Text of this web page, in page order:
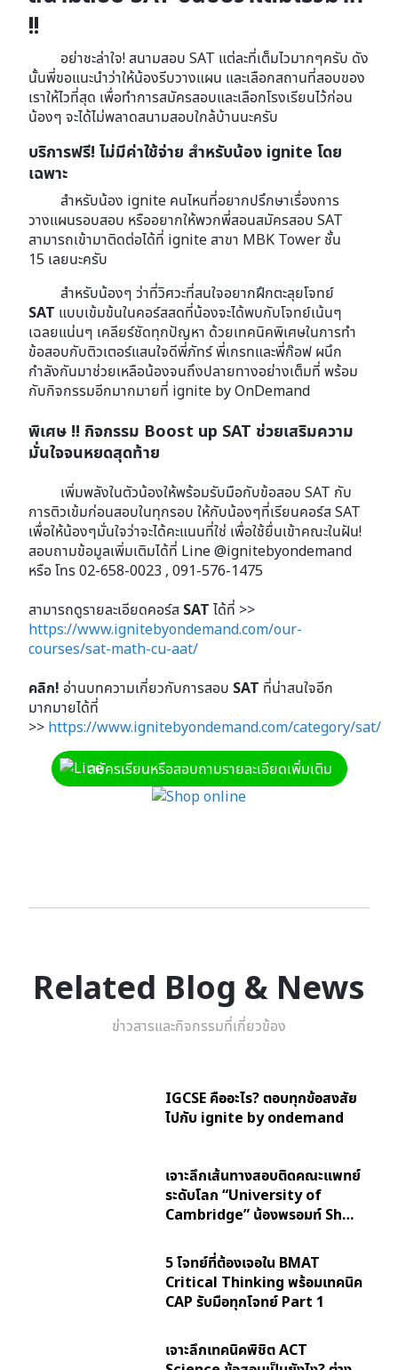
!!
อย่าชะล่าใจ! สนามสอบ SAT แต่ละที่เต็มไวมากๆครับ ดัง
นั้นพี่ขอแนะนำว่าให้น้องรีบวางแผน และเลือกสถานที่สอบของ
เราให้ไวที่สุด เพื่อทำการสมัครสอบและเลือกโรงเรียนไว้ก่อน
น้องๆ จะได้ไม่พลาดสนามสอบใกล้บ้านนะครับ
บริการฟรี! ไม่มีค่าใช้จ่าย สำหรับน้อง ignite โดย
เฉพาะ
สำหรับน้อง ignite คนไหนที่อยากปรึกษาเรื่องการ
วางแผนรอบสอบ หรืออยากให้พวกพี่สอนสมัครสอบ SAT
สามารถเข้ามาติดต่อได้ที่ ignite สาขา MBK Tower ชั้น
15 เลยนะครับ
สำหรับน้องๆ ว่าที่วิศวะที่สนใจอยากฝึกตะลุยโจทย์
SAT แบบเข้มข้นในคอร์สสดที่น้องจะได้พบกับโจทย์เน้นๆ
เฉลยแน่นๆ เคลียร์ชัดทุกปัญหา ด้วยเทคนิคพิเศษในการทำ
ข้อสอบกับติวเตอร์แสนใจดีพี่ภัทร์ พี่เกรทและพี่ก๊อฟ ผนึก
กำลังกันมาช่วยเหลือน้องจนถึงปลายทางอย่างเต็มที่ พร้อม
กับกิจกรรมอีกมากมายที่ ignite by OnDemand
พิเศษ !! กิจกรรม Boost up SAT ช่วยเสริมความ
มั่นใจจนหยดสุดท้าย
เพิ่มพลังในตัวน้องให้พร้อมรับมือกับข้อสอบ SAT กับ
การติวเข้มก่อนสอบในทุกรอบ ให้กับน้องๆที่เรียนคอร์ส SAT
เพื่อให้น้องๆมั่นใจว่าจะได้คะแนนที่ใช่ เพื่อใช้ยื่นเข้าคณะในฝัน!
สอบถามข้อมูลเพิ่มเติมได้ที่ Line @ignitebyondemand
หรือ โทร 02-658-0023 , 091-576-1475
สามารถดูรายละเอียดคอร์ส SAT ได้ที่ >>
https://www.ignitebyondemand.com/our-
courses/sat-math-cu-aat/
คลิก! อ่านบทความเกี่ยวกับการสอบ SAT ที่น่าสนใจอีก
มากมายได้ที่
>> https://www.ignitebyondemand.com/category/sat/
สมัครเรียนหรือสอบถามรายละเอียดเพิ่มเติม
Related Blog & News
ข่าวสารและกิจกรรมที่เกี่ยวข้อง
IGCSE คืออะไร? ตอบทุกข้อสงสัย
ไปกับ ignite by ondemand
เจาะลึกเส้นทางสอบติดคณะแพทย์
ระดับโลก “University of
Cambridge” น้องพรอมท์ Sh…
5 โจทย์ที่ต้องเจอใน BMAT
Critical Thinking พร้อมเทคนิค
CAP รับมือทุกโจทย์ Part 1
เจาะลึกเทคนิคพิชิต ACT